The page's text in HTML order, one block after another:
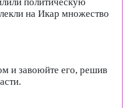
на Икар множество
и завоюйте его, решив